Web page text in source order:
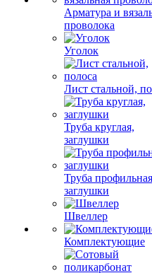
Арматура и
проволока
Уголок
Лист стальной,
Труба круглая,
заглушки
Труба
заглушки
Швеллер
Комплектующие